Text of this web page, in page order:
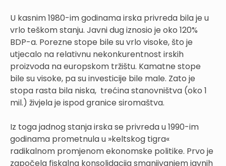
U kasnim 1980-im godinama irska privreda bila je u
vrlo teškom stanju. Javni dug iznosio je oko 120%
BDP-a. Porezne stope bile su vrlo visoke, što je
utjecalo na relativnu nekonkurentnost irskih
proizvoda na europskom tržištu. Kamatne stope
bile su visoke, pa su investicije bile male. Zato je
stopa rasta bila niska, trećina stanovništva (oko 1
mil.) živjela je ispod granice siromaštva.
Iz toga jadnog stanja irska se privreda u 1990-im
godinama prometnula u »keltskog tigra«
radikalnom promjenom ekonomske politike. Prvo je
započela fiskalna konsolidacija smanjivanjem javnih